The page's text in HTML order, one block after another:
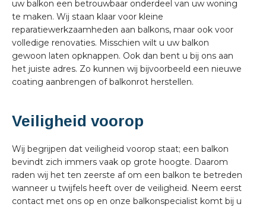
uw balkon een betrouwbaar onderdeel van uw woning
te maken. Wij staan klaar voor kleine
reparatiewerkzaamheden aan balkons, maar ook voor
volledige renovaties. Misschien wilt u uw balkon
gewoon laten opknappen. Ook dan bent u bij ons aan
het juiste adres. Zo kunnen wij bijvoorbeeld een nieuwe
coating aanbrengen of balkonrot herstellen.
Veiligheid voorop
Wij begrijpen dat veiligheid voorop staat; een balkon
bevindt zich immers vaak op grote hoogte. Daarom
raden wij het ten zeerste af om een balkon te betreden
wanneer u twijfels heeft over de veiligheid. Neem eerst
contact met ons op en onze balkonspecialist komt bij u